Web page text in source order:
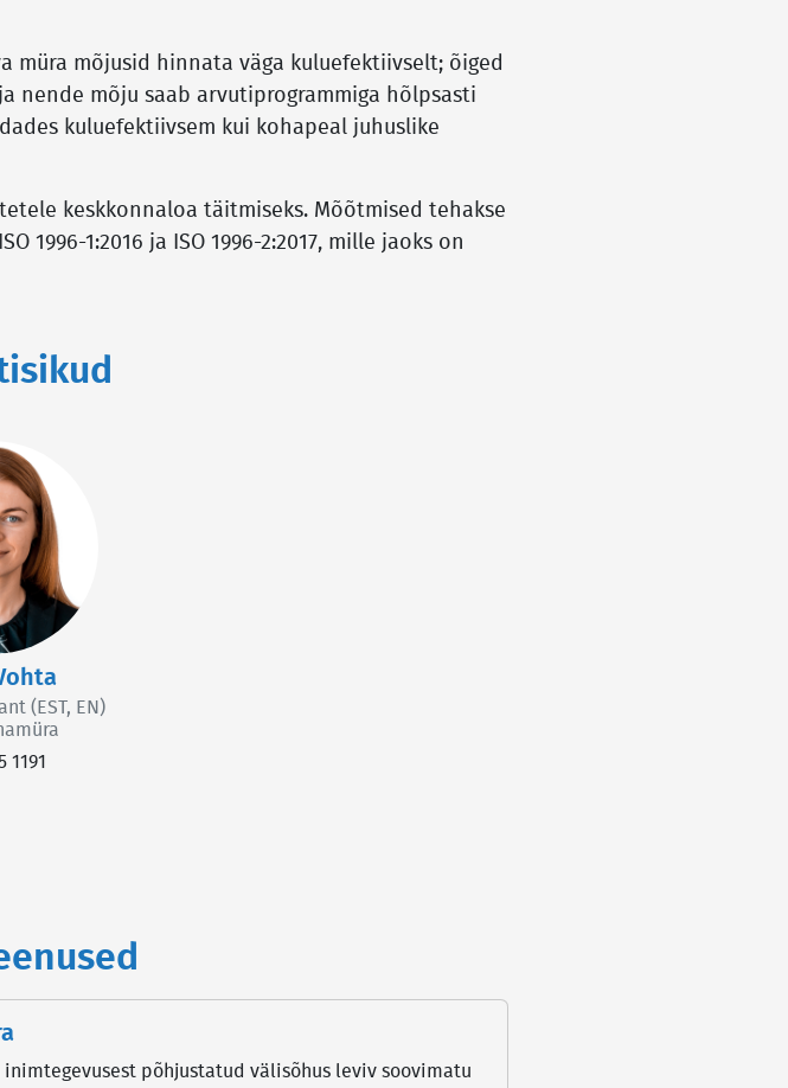
müra mõjusid hinnata väga kuluefektiivselt; õiged
nende mõju saab arvutiprogrammiga hõlpsasti
kuluefektiivsem kui kohapeal juhuslike
keskkonnaloa täitmiseks. Mõõtmised tehakse
1:2016 ja ISO 1996-2:2017, mille jaoks on
(EST, EN)
1191
inimtegevusest põhjustatud välisõhus leviv soovimatu